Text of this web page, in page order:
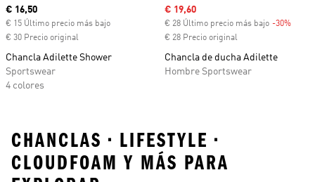
Precio actual
€ 16,50
€ 15 Último precio más bajo
€ 30 Precio original
Chancla Adilette Shower
Sportswear
4 colores
Precio de venta
€ 19,60
€ 28 Último precio más bajo -30%
€ 28 Precio original
Chancla de ducha Adilette
Hombre Sportswear
CHANCLAS • LIFESTYLE •
CLOUDFOAM Y MÁS PARA